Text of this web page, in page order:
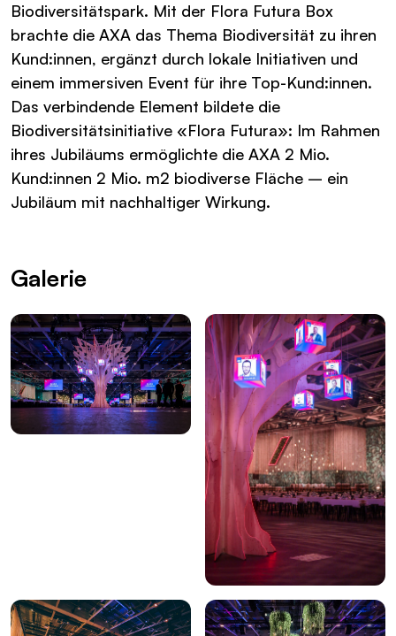
Biodiversitätspark. Mit der Flora Futura Box
brachte die AXA das Thema Biodiversität zu ihren
Kund:innen, ergänzt durch lokale Initiativen und
einem immersiven Event für ihre Top-Kund:innen.
Das verbindende Element bildete die
Biodiversitätsinitiative «Flora Futura»: Im Rahmen
ihres Jubiläums ermöglichte die AXA 2 Mio.
Kund:innen 2 Mio. m2 biodiverse Fläche – ein
Jubiläum mit nachhaltiger Wirkung.
Galerie